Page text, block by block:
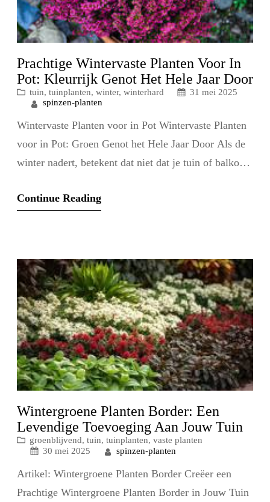
Prachtige Wintervaste Planten Voor In
Pot: Kleurrijk Genot Het Hele Jaar Door
tuin, tuinplanten, winter, winterhard
31 mei 2025
spinzen-planten
Wintervaste Planten voor in Pot Wintervaste Planten
voor in Pot: Groen Genot het Hele Jaar Door Als de
winter nadert, betekent dat niet dat je tuin of balkon
kun je het hele jaar door genieten van groen en kleur.
Continue Reading
Wintergroene Planten Border: Een
Levendige Toevoeging Aan Jouw Tuin
groenblijvend, tuin, tuinplanten, vaste planten
30 mei 2025
spinzen-planten
Artikel: Wintergroene Planten Border Creëer een
Prachtige Wintergroene Planten Border in Jouw Tuin